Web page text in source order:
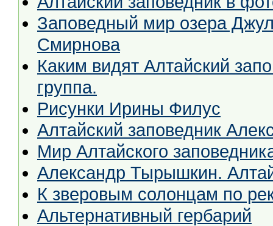
Заповедный мир озера
Смирнова
Каким видят Алтайский
группа.
Рисунки Ирины Филус
Алтайский заповедник
Мир Алтайского
Александр Тырышкин.
К зверовым солонцам по
Альтернативный гербарий